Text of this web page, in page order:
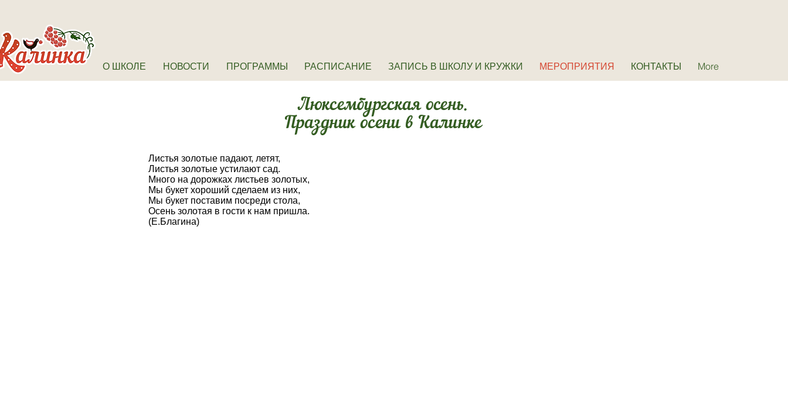
О ШКОЛЕ НОВОСТИ ПРОГРАММЫ РАСПИСАНИЕ ЗАПИСЬ В ШКОЛУ И КРУЖКИ МЕРОПРИЯТИЯ КОНТАКТЫ More
Люксембургская осень.
Праздник осени в Калинке
Листья золотые падают, летят,
Листья золотые устилают сад.
Много на дорожках листьев золотых,
Мы букет хороший сделаем из них,
Мы букет поставим посреди стола,
Осень золотая в гости к нам пришла.
(Е.Благина)